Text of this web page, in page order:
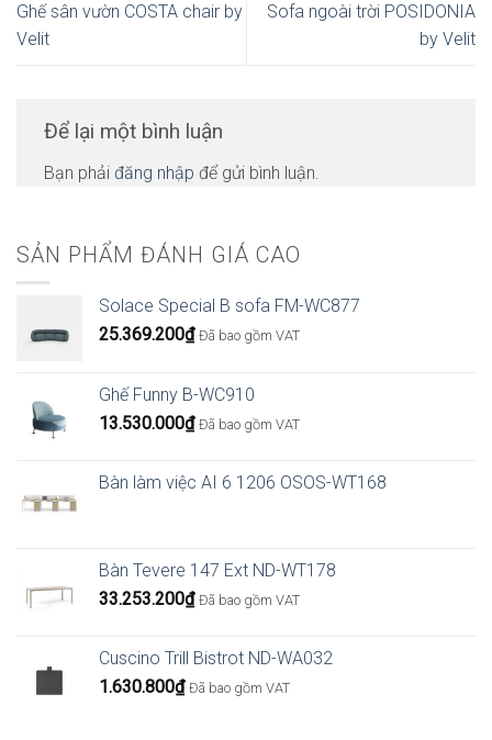
SẢN PHẨM ĐÁNH GIÁ CAO
Solace Special B sofa FM-WC877
25.369.200₫ Đã bao gồm VAT
Ghế Funny B-WC910
13.530.000₫ Đã bao gồm VAT
Bàn làm việc AI 6 1206 OSOS-WT168
Bàn Tevere 147 Ext ND-WT178
33.253.200₫ Đã bao gồm VAT
Cuscino Trill Bistrot ND-WA032
1.630.800₫ Đã bao gồm VAT
Ghế sân vườn COSTA chair by
Velit
Sofa ngoài trời POSIDONIA
by Velit
Để lại một bình luận
Bạn phải đăng nhập để gửi bình luận.